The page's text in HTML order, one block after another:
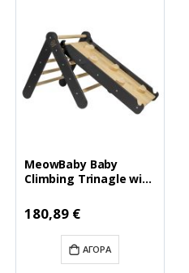
MeowBaby Baby
Climbing Trinagle with
(ZZWDA003)
(MEBZZWDA003)
180,89 €
ΑΓΟΡΆ